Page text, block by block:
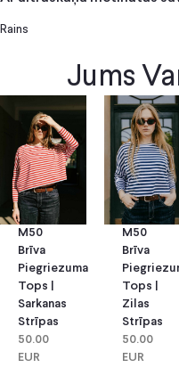
Rains
Jums
M50
Brīva
Piegriezuma
Tops |
Sarkanas
Strīpas
50.00
EUR
M50
Brīva
Tops |
Zilas
Strīpas
50.00
EUR